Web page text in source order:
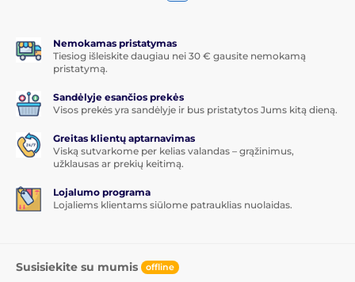
Nemokamas pristatymas
Tiesiog išleiskite daugiau nei 30 € gausite nemokamą
pristatymą.
Sandėlyje esančios prekės
Visos prekės yra sandėlyje ir bus pristatytos Jums kitą dieną.
Greitas klientų aptarnavimas
Viską sutvarkome per kelias valandas – grąžinimus,
užklausas ar prekių keitimą.
Lojalumo programa
Lojaliems klientams siūlome patrauklias nuolaidas.
Susisiekite su mumis offline